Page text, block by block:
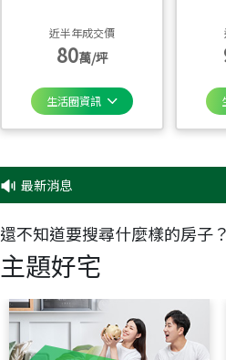
近半年成交價
80萬/坪
生活圈資訊
最新消息
還不知道要搜尋什麼樣的房子
主題好宅